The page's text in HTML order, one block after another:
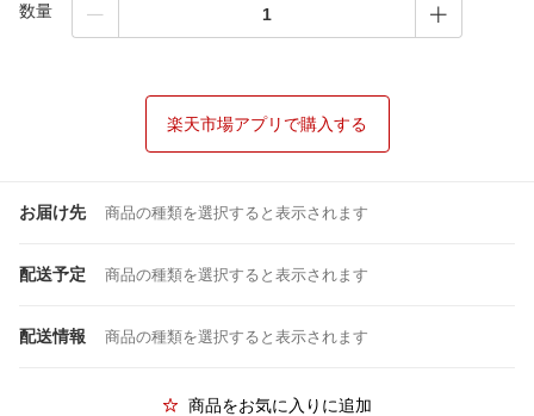
数量
楽天市場アプリで購入する
お届け先 商品の種類を選択すると表示されます
配送予定 商品の種類を選択すると表示されます
配送情報 商品の種類を選択すると表示されます
商品をお気に入りに追加